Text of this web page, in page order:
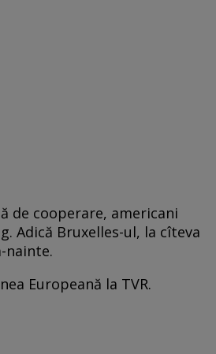
de cooperare, americani
Adică Bruxelles-ul, la cîteva
nainte.
Europeană la TVR.